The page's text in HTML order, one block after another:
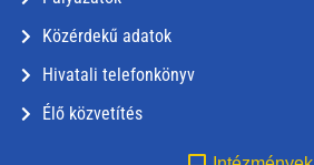
Közérdekű adatok
Hivatali telefonkönyv
Élő közvetítés